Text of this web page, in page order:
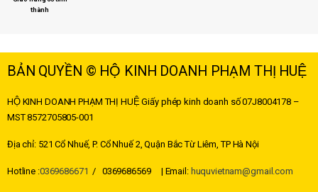
thành
BẢN QUYỀN © HỘ KINH DOANH PHẠM THỊ HUỆ
HỘ KINH DOANH PHẠM THỊ HUỆGiấy phép kinh doanh số 07J8004178 –
MST8572705805-001
Địa chỉ: 521 Cổ Nhuế, P. Cổ Nhuế 2, Quận Bắc Từ Liêm, TP Hà Nội
Hotline :0369686671 / 0369686569 | Email: huquvietnam@gmail.com